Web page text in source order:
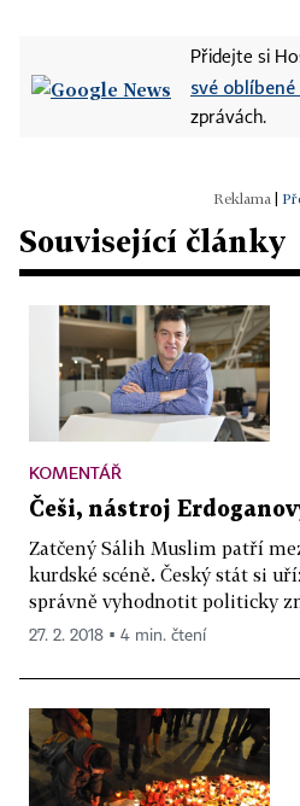
Přidejte si
své
zprávách.
Související články
KOMENTÁŘ
Češi, nástroj
Zatčený Sálih Muslim patří
kurdské scéně. Český stát si
správně vyhodnotit politicky
27. 2. 2018 ▪ 4 min. čtení